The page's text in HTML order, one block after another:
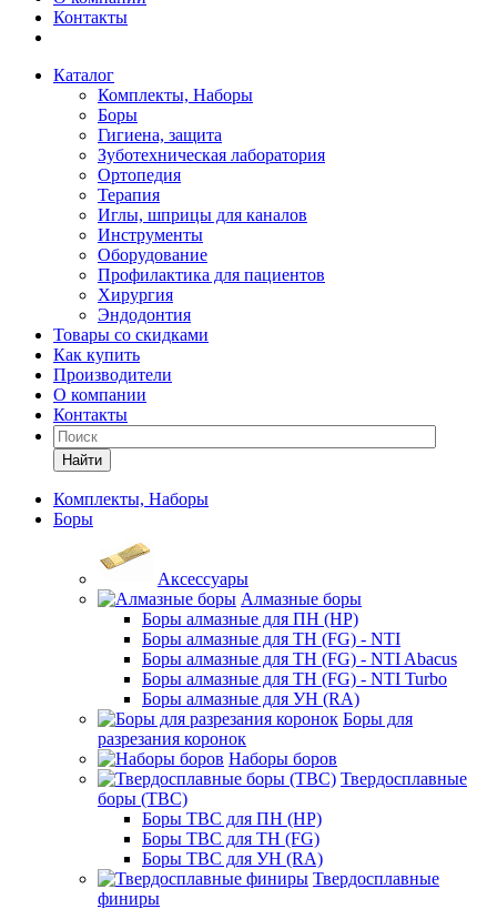
Контакты
Каталог
Комплекты, Наборы
Боры
Гигиена, защита
Зуботехническая лаборатория
Ортопедия
Терапия
Иглы, шприцы для каналов
Инструменты
Оборудование
Профилактика для пациентов
Хирургия
Эндодонтия
Товары со скидками
Как купить
Производители
О компании
Контакты
Найти
Комплекты, Наборы
Боры
Аксессуары
Алмазные боры
Боры алмазные для ПН (HP)
Боры алмазные для ТН (FG) - NTI
Боры алмазные для ТН (FG) - NTI Abacus
Боры алмазные для ТН (FG) - NTI Turbo
Боры алмазные для УН (RA)
Боры для
разрезания коронок
Наборы боров
Твердосплавные
боры (ТВС)
Боры ТВС для ПН (HP)
Боры ТВС для ТН (FG)
Боры ТВС для УН (RA)
Твердосплавные
финиры